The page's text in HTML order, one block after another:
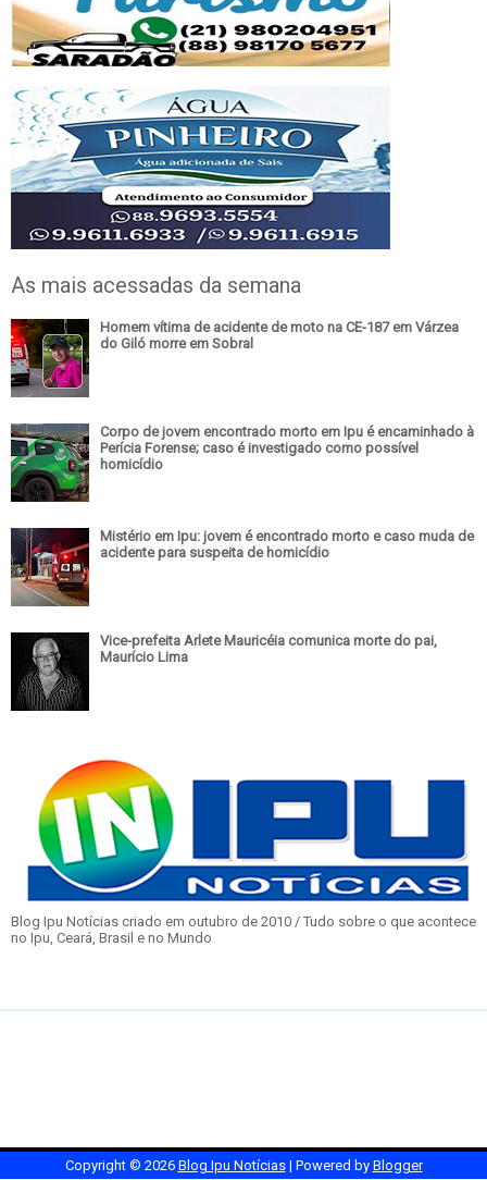
As mais acessadas da semana
Homem vítima de acidente de moto na CE-187 em Várzea
do Giló morre em Sobral
Corpo de jovem encontrado morto em Ipu é encaminhado à
Perícia Forense; caso é investigado como possível
homicídio
Mistério em Ipu: jovem é encontrado morto e caso muda de
acidente para suspeita de homicídio
Vice-prefeita Arlete Mauricéia comunica morte do pai,
Maurício Lima
Blog Ipu Notícias criado em outubro de 2010 / Tudo sobre o que acontece
no Ipu, Ceará, Brasil e no Mundo
Copyright © 2026 Blog Ipu Notícias| Powered by Blogger